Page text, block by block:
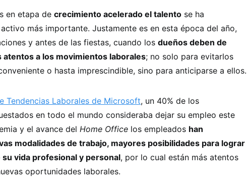
en etapa de crecimiento acelerado el talento se ha
más importante. Justamente es en esta época del año,
y antes de las fiestas, cuando los dueños deben de
atentos a los movimientos laborales; no solo para evitarlos
o hasta imprescindible, sino para anticiparse a ellos.
Tendencias Laborales de Microsoft, un 40% de los
en todo el mundo consideraba dejar su empleo este
y el avance del Home Office los empleados han
modalidades de trabajo, mayores posibilidades para lograr
vida profesional y personal, por lo cual están más atentos
oportunidades laborales.